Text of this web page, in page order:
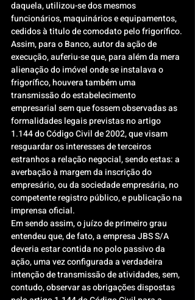
daquela, utilizou-se dos mesmos
funcionários, maquinários e equipamentos,
cedidos à titulo de comodato pelo frigorífico.
Assim, para o Banco, autor da ação de
execução, auferiu-se que, para além da mera
alienação do imóvel onde se instalava o
frigorífico, houvera também uma
transmissão do estabelecimento
empresarial sem que fossem observadas as
formalidades legais previstas no artigo
1.144 do Código Civil de 2002, que visam
resguardar os interesses de terceiros
estranhos a relação negocial, sendo estas: a
averbação à margem da inscrição do
empresário, ou da sociedade empresária, no
competente registro público, e publicação na
imprensa oficial.
Em sendo assim, o juízo de primeiro grau
entendeu que, de fato, a empresa JBS S/A
deveria estar contida no polo passivo da
ação, uma vez configurada a verdadeira
intenção de transmissão de atividades, sem,
contudo, observar as obrigações dispostas